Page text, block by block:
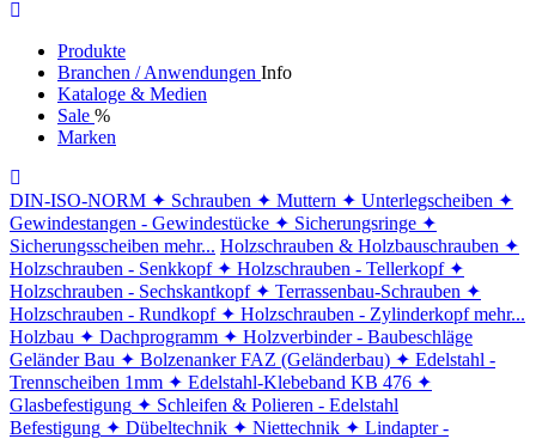
Produkte
Branchen / Anwendungen Info
Kataloge & Medien
Sale %
Marken
DIN-ISO-NORM ✦ Schrauben ✦ Muttern ✦ Unterlegscheiben ✦
Gewindestangen - Gewindestücke ✦ Sicherungsringe ✦
Sicherungsscheiben mehr... Holzschrauben & Holzbauschrauben ✦
Holzschrauben - Senkkopf ✦ Holzschrauben - Tellerkopf ✦
Holzschrauben - Sechskantkopf ✦ Terrassenbau-Schrauben ✦
Holzschrauben - Rundkopf ✦ Holzschrauben - Zylinderkopf mehr...
Holzbau ✦ Dachprogramm ✦ Holzverbinder - Baubeschläge
Geländer Bau ✦ Bolzenanker FAZ (Geländerbau) ✦ Edelstahl -
Trennscheiben 1mm ✦ Edelstahl-Klebeband KB 476 ✦
Glasbefestigung ✦ Schleifen & Polieren - Edelstahl
Befestigung ✦ Dübeltechnik ✦ Niettechnik ✦ Lindapter -